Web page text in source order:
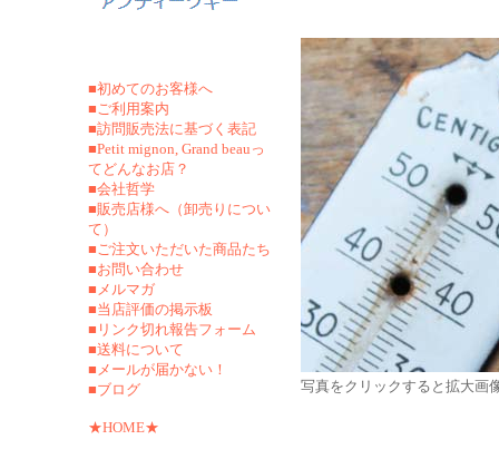
■初めてのお客様へ
■ご利用案内
■訪問販売法に基づく表記
■Petit mignon, Grand beauっ
てどんなお店？
■会社哲学
■販売店様へ（卸売りについ
て）
■ご注文いただいた商品たち
■お問い合わせ
■メルマガ
■当店評価の掲示板
■リンク切れ報告フォーム
■送料について
■メールが届かない！
■ブログ
★HOME★
写真をクリックすると拡大画